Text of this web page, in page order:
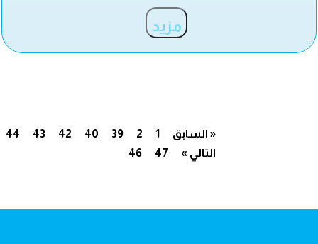
مزيد
« السابق 1
2
39
40
42
43
44
46
47 التالي »